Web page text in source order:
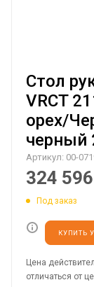
Стол
VRCT
орех/
черный
Артикул: 00-
324 596
Под заказ
КУПИТЬ
Цена
отличаться от